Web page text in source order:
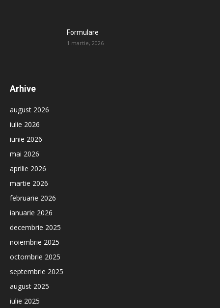
Formulare
1 martie, 2026
Arhive
august 2026
iulie 2026
iunie 2026
mai 2026
aprilie 2026
martie 2026
februarie 2026
ianuarie 2026
decembrie 2025
noiembrie 2025
octombrie 2025
septembrie 2025
august 2025
iulie 2025